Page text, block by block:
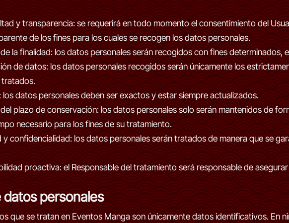
y transparencia: se requerirá en todo momento el consentimiento del
de los fines para los cuales se recogen los datos personales.
la finalidad: los datos personales serán recogidos con fines determinados,
de datos: los datos personales recogidos serán únicamente los
tratados.
datos personales deben ser exactos y estar siempre actualizados.
plazo de conservación: los datos personales solo serán mantenidos de
necesario para los fines de su tratamiento.
y confidencialidad: los datos personales serán tratados de manera que se
proactiva: el Responsable del tratamiento será responsable de
personales
que se tratan en Eventos Manga son únicamente datos identificativos. En